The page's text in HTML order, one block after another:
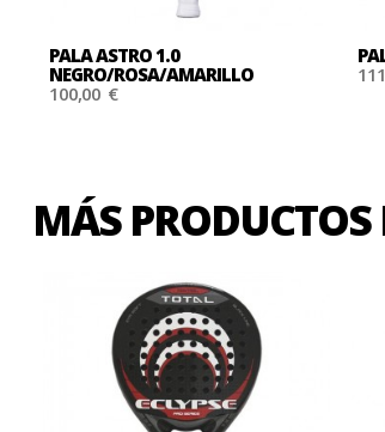
PALA ASTRO 1.0
NEGRO/ROSA/AMARILLO
100,00 €
MÁS PRODUCTOS